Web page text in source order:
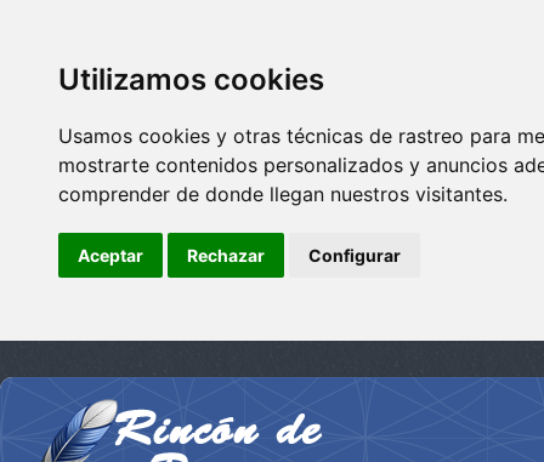
Utilizamos cookies
Usamos cookies y otras técnicas de rastreo para
mostrarte contenidos personalizados y anuncios
comprender de donde llegan nuestros visitantes.
Aceptar Rechazar Configurar